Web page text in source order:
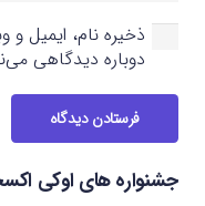
ذخیره نام، ایمیل و
دوباره دیدگاهی
فرستادن دیدگاه
جشنواره های اوکی